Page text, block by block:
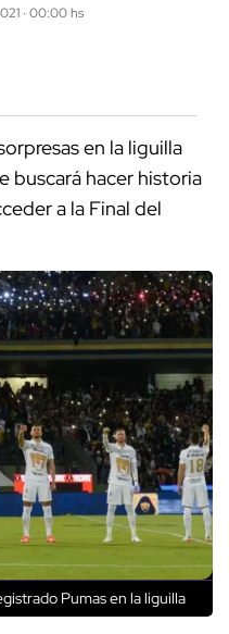
· 00:00 hs
en la liguilla
buscará hacer historia
a la Final del
Pumas en la liguilla